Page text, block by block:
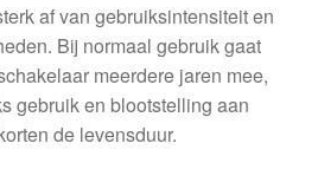
af van gebruiksintensiteit en
Bij normaal gebruik gaat
meerdere jaren mee,
gebruik en blootstelling aan
de levensduur.